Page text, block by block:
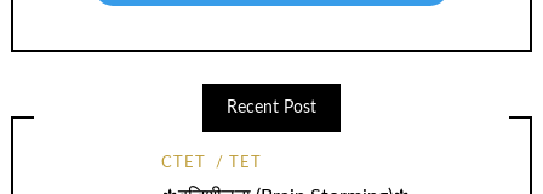
Recent Post
CTET TET